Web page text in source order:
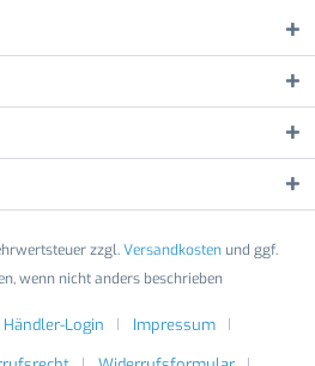
zzgl.Versandkostenund ggf.
wenn nicht anders beschrieben
Händler-Login
Impressum